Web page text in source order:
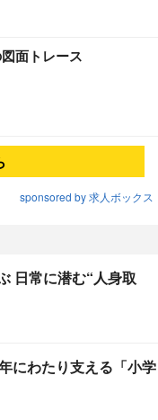
面トレース
sponsored by 求人ボックス
日常に潜む“人身取
にわたり支える「小学